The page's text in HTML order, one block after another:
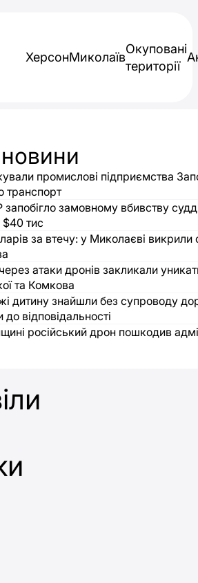
ХерсонМиколаїв
Окуповані
території
промислові підприємства
транспорт
замовному вбивству
тис
за втечу: у Миколаєві викрили
атаки дронів закликали
та Комкова
дитину знайшли без супроводу
до відповідальності
російський дрон пошкодив